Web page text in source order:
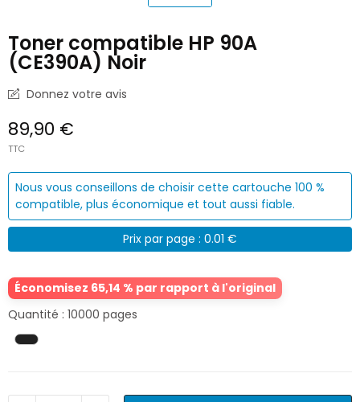
Toner compatible HP 90A
(CE390A) Noir
Donnez votre avis
89,90 €
TTC
Nous vous conseillons de choisir cette cartouche 100 %
compatible, plus économique et tout aussi fiable.
Prix par page : 0.01 €
Économisez 65,14 % par rapport à l'original
Quantité : 10000 pages